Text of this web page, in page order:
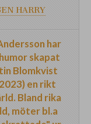
HARRY
har
skapat
Blomkvist
en rikt
Bland rika
möter bl.a